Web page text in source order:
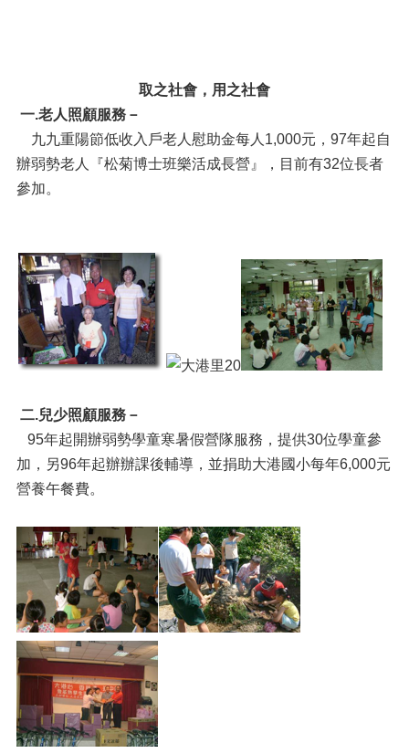
取之社會，用之社會
一.老人照顧服務－
九九重陽節低收入戶老人慰助金每人1,000元，97年起自
辦弱勢老人『松菊博士班樂活成長營』，目前有32位長者
參加。
二.兒少照顧服務－
95年起開辦弱勢學童寒暑假營隊服務，提供30位學童參
加，另96年起辦辦課後輔導，並捐助大港國小每年6,000元
營養午餐費。